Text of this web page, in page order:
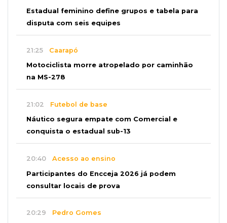
Estadual feminino define grupos e tabela para
disputa com seis equipes
21:25 Caarapó
Motociclista morre atropelado por caminhão
na MS-278
21:02 Futebol de base
Náutico segura empate com Comercial e
conquista o estadual sub-13
20:40 Acesso ao ensino
Participantes do Encceja 2026 já podem
consultar locais de prova
20:29 Pedro Gomes